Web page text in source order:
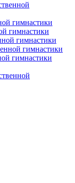
гимнастики
гимнастики
гимнастики
гимнастики
гимнастики